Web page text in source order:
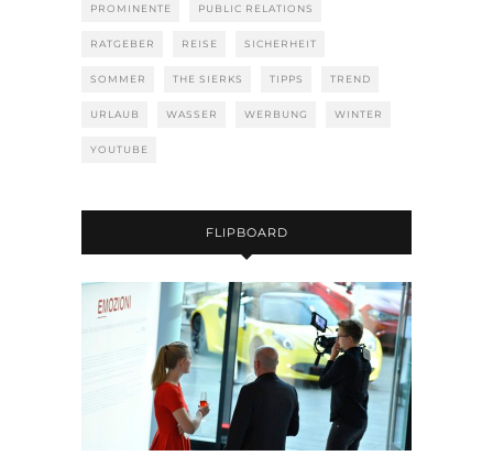
PROMINENTE PUBLIC RELATIONS
RATGEBER REISE SICHERHEIT
SOMMER THE SIERKS TIPPS TREND
URLAUB WASSER WERBUNG WINTER
YOUTUBE
FLIPBOARD